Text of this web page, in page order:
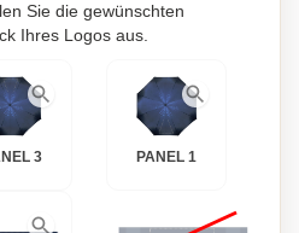
Sie die gewünschten
Ihres Logos aus.
3 PANEL 1